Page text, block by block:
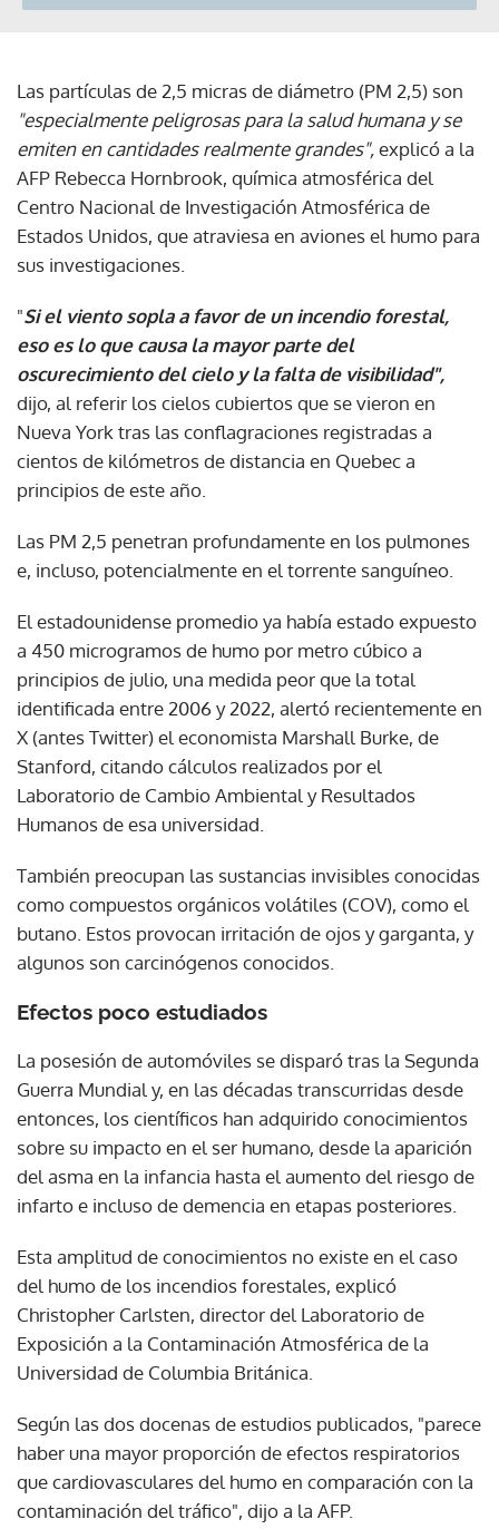
Las partículas de 2,5 micras de diámetro (PM 2,5) son
"especialmente peligrosas para la salud humana y se
emiten en cantidades realmente grandes",explicó a la
AFP Rebecca Hornbrook, química atmosférica del
Centro Nacional de Investigación Atmosférica de
Estados Unidos, que atraviesa en aviones el humo para
sus investigaciones.
"Si el viento sopla a favor de un incendio forestal,
eso es lo que causa la mayor parte del
oscurecimiento del cielo y la falta de visibilidad",
dijo, al referir los cielos cubiertos que se vieron en
Nueva York tras las conflagraciones registradas a
cientos de kilómetros de distancia en Quebec a
principios de este año.
Las PM 2,5 penetran profundamente en los pulmones
e, incluso, potencialmente en el torrente sanguíneo.
El estadounidense promedio ya había estado expuesto
a 450 microgramos de humo por metro cúbico a
principios de julio, una medida peor que la total
identificada entre 2006 y 2022, alertó recientemente en
X (antes Twitter) el economista Marshall Burke, de
Stanford, citando cálculos realizados por el
Laboratorio de Cambio Ambiental y Resultados
Humanos de esa universidad.
También preocupan las sustancias invisibles conocidas
como compuestos orgánicos volátiles (COV), como el
butano. Estos provocan irritación de ojos y garganta, y
algunos son carcinógenos conocidos.
Efectos poco estudiados
La posesión de automóviles se disparó tras la Segunda
Guerra Mundial y, en las décadas transcurridas desde
entonces, los científicos han adquirido conocimientos
sobre su impacto en el ser humano, desde la aparición
del asma en la infancia hasta el aumento del riesgo de
infarto e incluso de demencia en etapas posteriores.
Esta amplitud de conocimientos no existe en el caso
del humo de los incendios forestales, explicó
Christopher Carlsten, director del Laboratorio de
Exposición a la Contaminación Atmosférica de la
Universidad de Columbia Británica.
Según las dos docenas de estudios publicados, "parece
haber una mayor proporción de efectos respiratorios
que cardiovasculares del humo en comparación con la
contaminación del tráfico", dijo a la AFP.